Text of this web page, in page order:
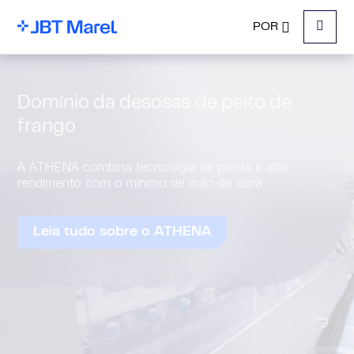
POR
Menu
Domínio da desossa de peito de
frango
A ATHENA combina tecnologia de ponta e alto
rendimento com o mínimo de mão de obra
Leia tudo sobre o ATHENA